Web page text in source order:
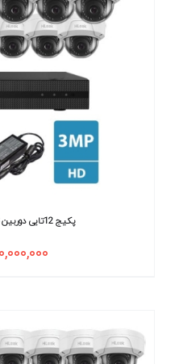
پکیج 12تایی دوربین 3 مگاپیکسلی هایلوک